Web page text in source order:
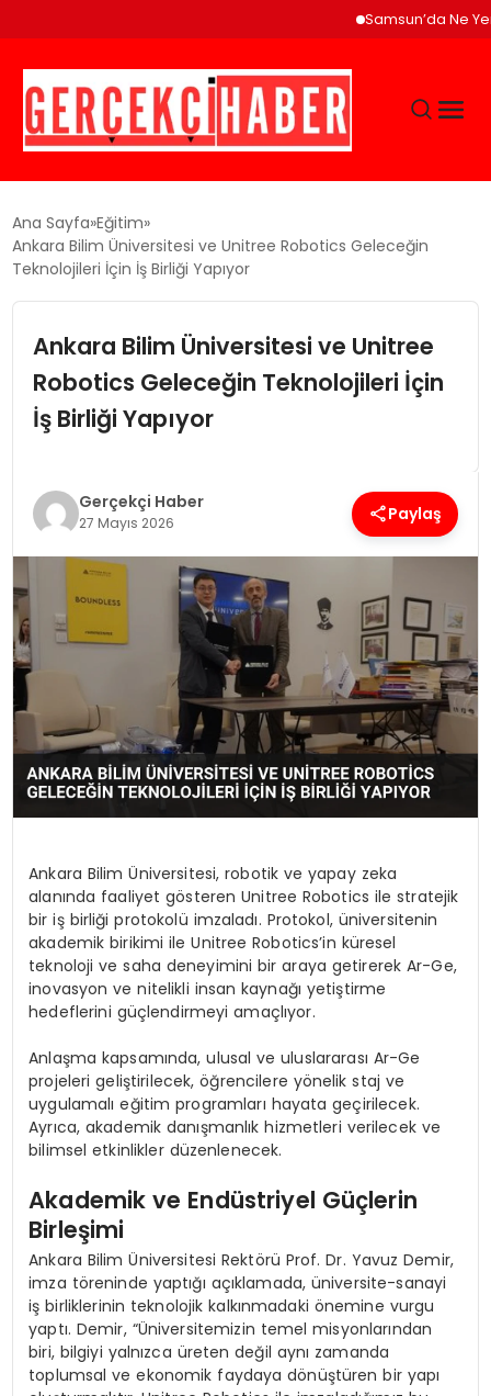
Samsun’da Ne Yenir?
GÜNCEL
EĞITIM
EKONOMI
MAGAZIN
TEKNOLOJI
YAŞAM
Ana Sayfa Eğitim
Ankara Bilim Üniversitesi ve Unitree Robotics Geleceğin
Teknolojileri İçin İş Birliği Yapıyor
Ankara Bilim Üniversitesi ve Unitree
Robotics Geleceğin Teknolojileri İçin
İş Birliği Yapıyor
Gerçekçi Haber
27 Mayıs 2026 Paylaş
Ankara Bilim Üniversitesi, robotik ve yapay zeka
alanında faaliyet gösteren Unitree Robotics ile stratejik
bir iş birliği protokolü imzaladı. Protokol, üniversitenin
akademik birikimi ile Unitree Robotics’in küresel
teknoloji ve saha deneyimini bir araya getirerek Ar-Ge,
inovasyon ve nitelikli insan kaynağı yetiştirme
hedeflerini güçlendirmeyi amaçlıyor.
Anlaşma kapsamında, ulusal ve uluslararası Ar-Ge
projeleri geliştirilecek, öğrencilere yönelik staj ve
uygulamalı eğitim programları hayata geçirilecek.
Ayrıca, akademik danışmanlık hizmetleri verilecek ve
bilimsel etkinlikler düzenlenecek.
Akademik ve Endüstriyel Güçlerin
Birleşimi
Ankara Bilim Üniversitesi Rektörü Prof. Dr. Yavuz Demir,
imza töreninde yaptığı açıklamada, üniversite-sanayi
iş birliklerinin teknolojik kalkınmadaki önemine vurgu
yaptı. Demir, “Üniversitemizin temel misyonlarından
biri, bilgiyi yalnızca üreten değil aynı zamanda
toplumsal ve ekonomik faydaya dönüştüren bir yapı